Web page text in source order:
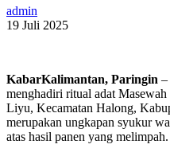
admin
19 Juli 2025
KabarKalimantan, Paringin –
menghadiri ritual adat
Liyu, Kecamatan Halong,
merupakan ungkapan syukur
atas hasil panen yang melimpah.